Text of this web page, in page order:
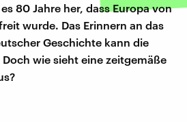
80 Jahre her, dass Europa von
wurde. Das Erinnern an das
Geschichte kann die
wie sieht eine zeitgemäße